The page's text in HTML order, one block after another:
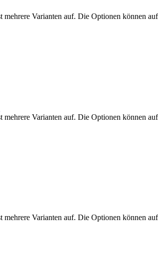
mehrere Varianten auf. Die Optionen können
mehrere Varianten auf. Die Optionen können
mehrere Varianten auf. Die Optionen können